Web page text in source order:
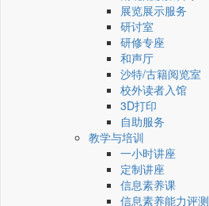
展览展示服务
研讨室
研修专座
和声厅
沙特/古籍阅览室
校外读者入馆
3D打印
自助服务
教学与培训
一小时讲座
定制讲座
信息素养课
信息素养能力评测